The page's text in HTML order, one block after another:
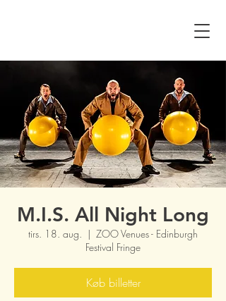
M.I.S. All Night Long
tirs. 18. aug.
  |
ZOO Venues - Edinburgh
Festival Fringe
Køb billetter